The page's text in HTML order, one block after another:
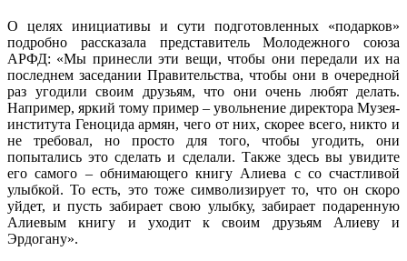
О целях инициативы и сути подготовленных «подарков»
подробно рассказала представитель Молодежного союза
АРФД: «Мы принесли эти вещи, чтобы они передали их на
последнем заседании Правительства, чтобы они в очередной
раз угодили своим друзьям, что они очень любят делать.
Например, яркий тому пример – увольнение директора Музея-
института Геноцида армян, чего от них, скорее всего, никто и
не требовал, но просто для того, чтобы угодить, они
попытались это сделать и сделали. Также здесь вы увидите
его самого – обнимающего книгу Алиева с со счастливой
улыбкой. То есть, это тоже символизирует то, что он скоро
уйдет, и пусть забирает свою улыбку, забирает подаренную
Алиевым книгу и уходит к своим друзьям Алиеву и
Эрдогану».